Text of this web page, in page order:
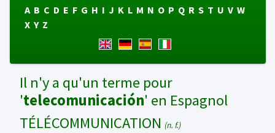
A B C D E F G H I J K L M N O P Q R S T U V W
X Y Z
Il n'y a qu'un terme pour
'telecomunicación' en Espagnol
TÉLÉCOMMUNICATION (n. f.)